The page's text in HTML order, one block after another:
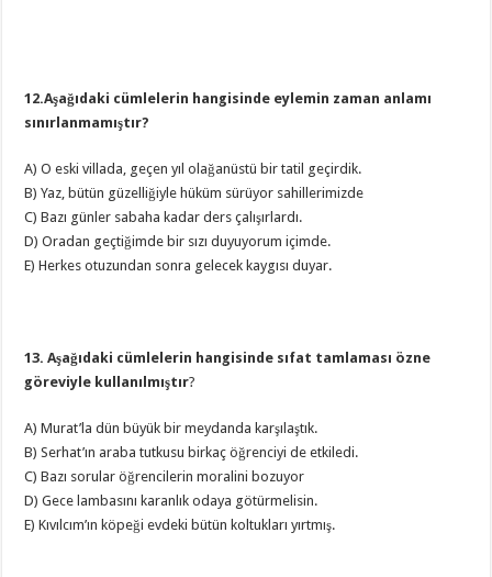
12.Aşağıdaki cümlelerin hangisinde eylemin zaman anlamı
sınırlanmamıştır?
A) O eski villada, geçen yıl olağanüstü bir tatil geçirdik.
B) Yaz, bütün güzelliğiyle hüküm sürüyor sahillerimizde
C) Bazı günler sabaha kadar ders çalışırlardı.
D) Oradan geçtiğimde bir sızı duyuyorum içimde.
E) Herkes otuzundan sonra gelecek kaygısı duyar.
13. Aşağıdaki cümlelerin hangisinde sıfat tamlaması özne
göreviyle kullanılmıştır?
A) Murat’la dün büyük bir meydanda karşılaştık.
B) Serhat’ın araba tutkusu birkaç öğrenciyi de etkiledi.
C) Bazı sorular öğrencilerin moralini bozuyor
D) Gece lambasını karanlık odaya götürmelisin.
E) Kıvılcım’ın köpeği evdeki bütün koltukları yırtmış.